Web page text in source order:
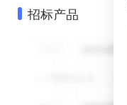
招标产品